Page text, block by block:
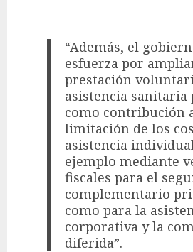
“Además, el
esfuerza por
prestación
asistencia sanitaria
como contribución
limitación de los
asistencia
ejemplo mediante
fiscales para el
complementario
como para la
corporativa y la
diferida”.